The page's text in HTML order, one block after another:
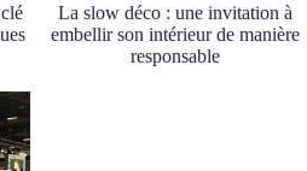
La slow déco : une invitation à
embellir son intérieur de manière
responsable